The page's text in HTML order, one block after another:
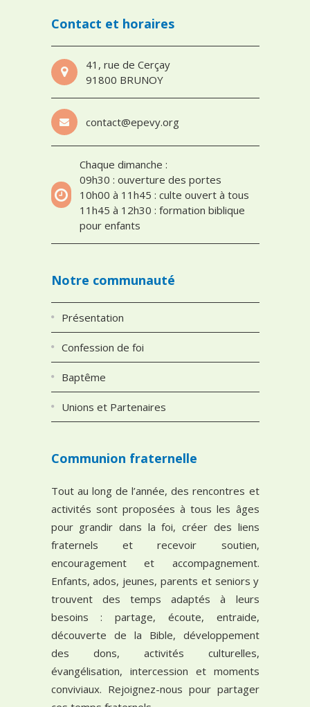
Contact et horaires
41, rue de Cerçay
91800 BRUNOY
contact@epevy.org
Chaque dimanche :
09h30 : ouverture des portes
10h00 à 11h45 : culte ouvert à tous
11h45 à 12h30 : formation biblique
pour enfants
Notre communauté
Présentation
Confession de foi
Baptême
Unions et Partenaires
Communion fraternelle
Tout au long de l’année, des rencontres et
activités sont proposées à tous les âges
pour grandir dans la foi, créer des liens
fraternels et recevoir soutien,
encouragement et accompagnement.
Enfants, ados, jeunes, parents et seniors y
trouvent des temps adaptés à leurs
besoins : partage, écoute, entraide,
découverte de la Bible, développement
des dons, activités culturelles,
évangélisation, intercession et moments
conviviaux. Rejoignez-nous pour partager